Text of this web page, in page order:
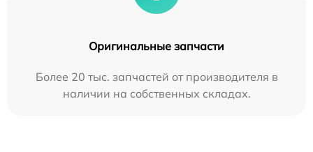
Оригинальные запчасти
Более 20 тыс. запчастей от производителя в
наличии на собственных складах.